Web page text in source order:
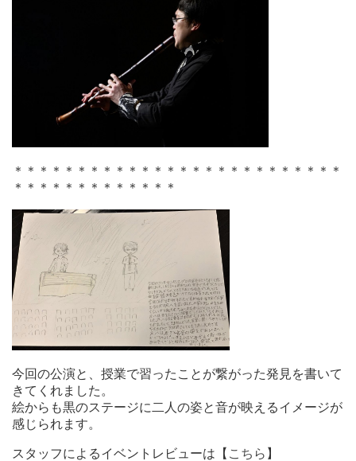
＊＊＊＊＊＊＊＊＊＊＊＊＊＊＊＊＊＊＊＊＊＊＊＊＊＊
＊＊＊＊＊＊＊＊＊＊＊＊＊
今回の公演と、授業で習ったことが繋がった発見を書いて
きてくれました。
絵からも黒のステージに二人の姿と音が映えるイメージが
感じられます。
スタッフによるイベントレビューは【 こちら 】